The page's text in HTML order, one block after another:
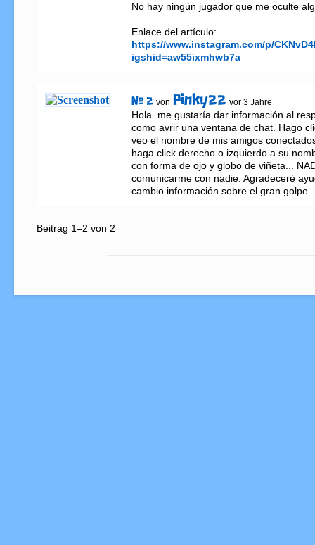
No hay ningún jugador que me oculte
https://www.instagram.com/p/
igshid=aw55ixmhwb7a
# 2 von Pinky22 vor 3 Jahre
Hola. me gustaría dar información al
como avrir una ventana de chat. Hago
veo el nombre de mis amigos
haga click derecho o izquierdo a su
con forma de ojo y globo de viñeta...
comunicarme con nadie. Agradeceré
cambio información sobre el gran golpe.
Beitrag 1–2 von 2